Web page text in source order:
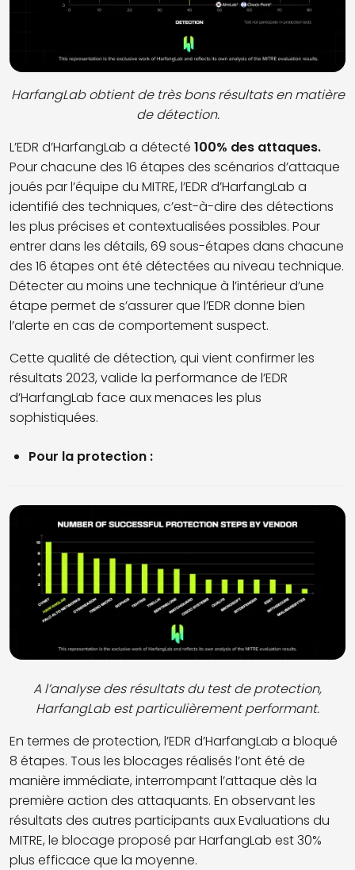
HarfangLab obtient de très bons résultats en matière
de détection.
L’EDR d’HarfangLab a détecté 100% des attaques.
Pour chacune des 16 étapes des scénarios d’attaque
joués par l’équipe du MITRE, l’EDR d’HarfangLab a
identifié des techniques, c’est-à-dire des détections
les plus précises et contextualisées possibles. Pour
entrer dans les détails, 69 sous-étapes dans chacune
des 16 étapes ont été détectées au niveau technique.
Détecter au moins une technique à l’intérieur d’une
étape permet de s’assurer que l’EDR donne bien
l’alerte en cas de comportement suspect.
Cette qualité de détection, qui vient confirmer les
résultats 2023, valide la performance de l’EDR
d’HarfangLab face aux menaces les plus
sophistiquées.
Pour la protection :
A l’analyse des résultats du test de protection,
HarfangLab est particulièrement performant.
En termes de protection, l’EDR d’HarfangLab a bloqué
8 étapes. Tous les blocages réalisés l’ont été de
manière immédiate, interrompant l’attaque dès la
première action des attaquants. En observant les
résultats des autres participants aux Evaluations du
MITRE, le blocage proposé par HarfangLab est 30%
plus efficace que la moyenne.